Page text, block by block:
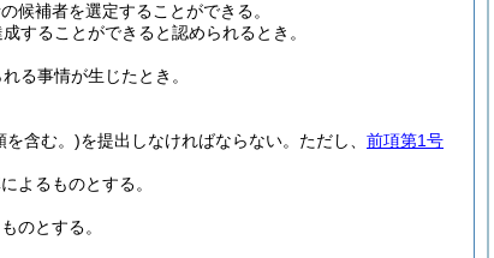
候補者を選定することができる。
することができると認められるとき。
る事情が生じたとき。
を含む。)を提出しなければならない。 ただし、 前項第1号
よるものとする。
のとする。